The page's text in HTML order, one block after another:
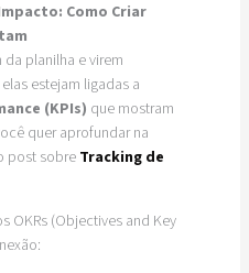
Como Criar
da planilha e virem
estejam ligadas a
(KPIs) que mostram
quer aprofundar na
post sobre Tracking de
OKRs (Objectives and Key